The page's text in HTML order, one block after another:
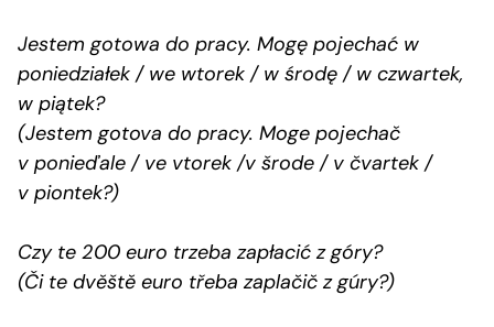
Jestem gotowa do pracy. Mogę pojechać w
poniedziałek / we wtorek / w środę / w czwartek,
w piątek?
(Jestem gotova do pracy. Moge pojechač
v ponieďale / ve vtorek /v šrode / v čvartek /
v piontek?)
Czy te 200 euro trzeba zapłacić z góry?
(Či te dvěště euro třeba zaplačič z gúry?)